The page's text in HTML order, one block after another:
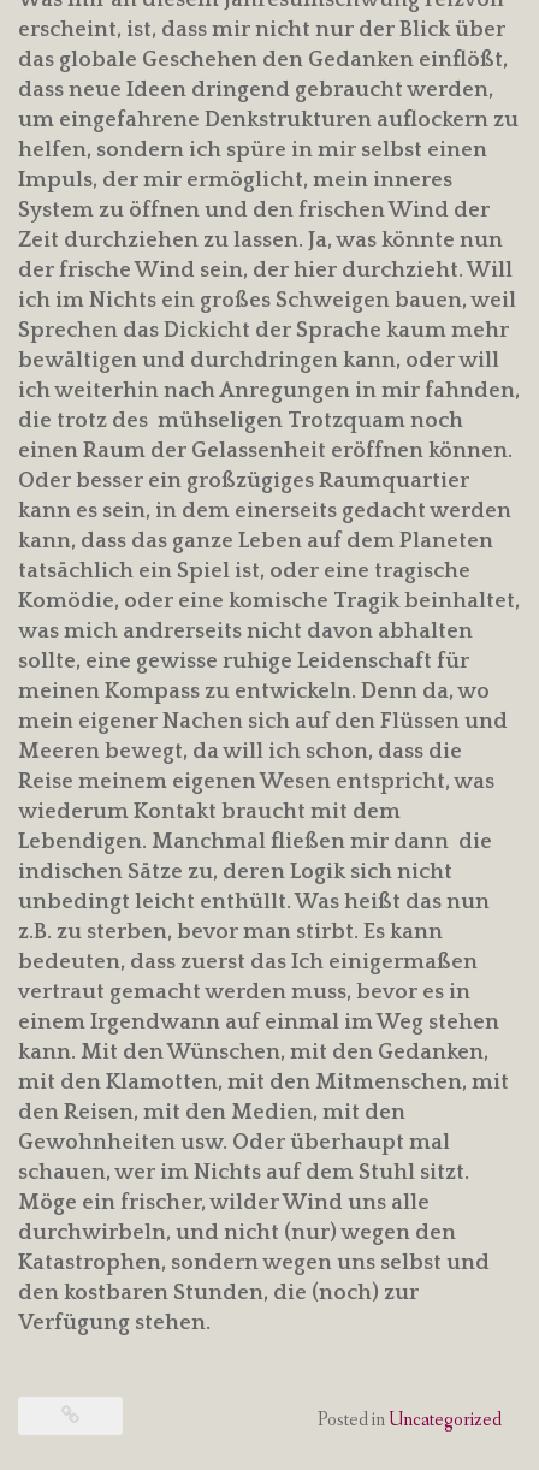
erscheint, ist, dass mir nicht nur der Blick über
das globale Geschehen den Gedanken einflößt,
dass neue Ideen dringend gebraucht werden,
um eingefahrene Denkstrukturen auflockern zu
helfen, sondern ich spüre in mir selbst einen
Impuls, der mir ermöglicht, mein inneres
System zu öffnen und den frischen Wind der
Zeit durchziehen zu lassen. Ja, was könnte nun
der frische Wind sein, der hier durchzieht. Will
ich im Nichts ein großes Schweigen bauen, weil
Sprechen das Dickicht der Sprache kaum mehr
bewältigen und durchdringen kann, oder will
ich weiterhin nach Anregungen in mir fahnden,
die trotz des mühseligen Trotzquam noch
einen Raum der Gelassenheit eröffnen können.
Oder besser ein großzügiges Raumquartier
kann es sein, in dem einerseits gedacht werden
kann, dass das ganze Leben auf dem Planeten
tatsächlich ein Spiel ist, oder eine tragische
Komödie, oder eine komische Tragik beinhaltet,
was mich andrerseits nicht davon abhalten
sollte, eine gewisse ruhige Leidenschaft für
meinen Kompass zu entwickeln. Denn da, wo
mein eigener Nachen sich auf den Flüssen und
Meeren bewegt, da will ich schon, dass die
Reise meinem eigenen Wesen entspricht, was
wiederum Kontakt braucht mit dem
Lebendigen. Manchmal fließen mir dann die
indischen Sätze zu, deren Logik sich nicht
unbedingt leicht enthüllt. Was heißt das nun
z.B. zu sterben, bevor man stirbt. Es kann
bedeuten, dass zuerst das Ich einigermaßen
vertraut gemacht werden muss, bevor es in
einem Irgendwann auf einmal im Weg stehen
kann. Mit den Wünschen, mit den Gedanken,
mit den Klamotten, mit den Mitmenschen, mit
den Reisen, mit den Medien, mit den
Gewohnheiten usw. Oder überhaupt mal
schauen, wer im Nichts auf dem Stuhl sitzt.
Möge ein frischer, wilder Wind uns alle
durchwirbeln, und nicht (nur) wegen den
Katastrophen, sondern wegen uns selbst und
den kostbaren Stunden, die (noch) zur
Verfügung stehen.
Posted inUncategorized